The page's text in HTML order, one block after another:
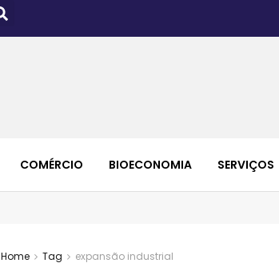
COMÉRCIO BIOECONOMIA SERVIÇOS
Home Tag expansão industrial